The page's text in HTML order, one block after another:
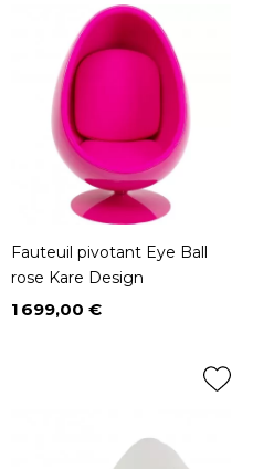
Fauteuil pivotant Eye Ball
rose Kare Design
Prix
1 699,00 €